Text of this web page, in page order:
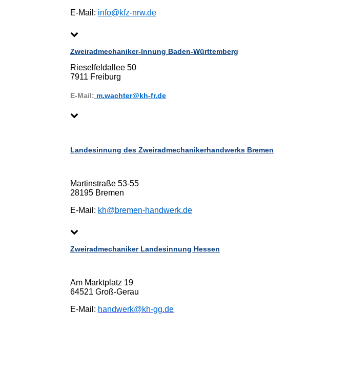
E-Mail: info@kfz-nrw.de
Zweiradmechaniker-Innung Baden-Württemberg
Rieselfeldallee 50
7911 Freiburg
E-Mail: m.wachter@kh-fr.de
Landesinnung des Zweiradmechanikerhandwerks Bremen
Martinstraße 53-55
28195 Bremen
E-Mail: kh@bremen-handwerk.de
Zweiradmechaniker Landesinnung Hessen
Am Marktplatz 19
64521 Groß-Gerau
E-Mail: handwerk@kh-gg.de